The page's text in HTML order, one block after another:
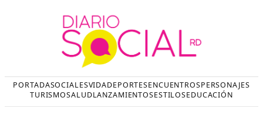
PORTADASOCIALESVIDADEPORTESENCUENTROSPERSONAJES
TURISMOSALUDLANZAMIENTOSESTILOSEDUCACIÓN